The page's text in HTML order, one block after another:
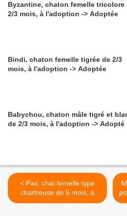
Byzantine, chaton femelle tricolore
2/3 mois, à l'adoption -> Adoptée
Bindi, chaton femelle tigrée de 2/3
mois, à l'adoption -> Adoptée
Babychou, chaton mâle tigré et
de 2/3 mois, à l'adoption -> Adopté
< Pax, chat femelle type
chartreuse de 6 mois, à
l'adoption -> adoptée